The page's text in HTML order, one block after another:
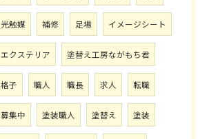
光触媒 補修 足場 イメージシート
エクステリア 塗替え工房ながもち君
格子 職人 職長 求人 転職
募集中 塗装職人 塗替え 塗装